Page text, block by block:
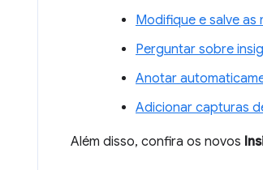
Modifique e salve as
Perguntar sobre
Anotar
Adicionar capturas
Além disso, confira os novos